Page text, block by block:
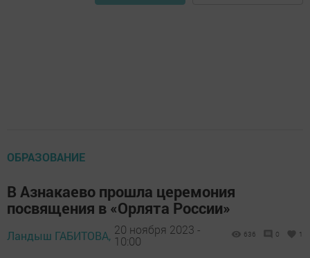
ОБРАЗОВАНИЕ
В Азнакаево прошла церемония
посвящения в «Орлята России»
Ландыш ГАБИТОВА, 20 ноября 2023 -
10:00
636 0 1